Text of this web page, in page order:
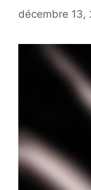
décembre 13,